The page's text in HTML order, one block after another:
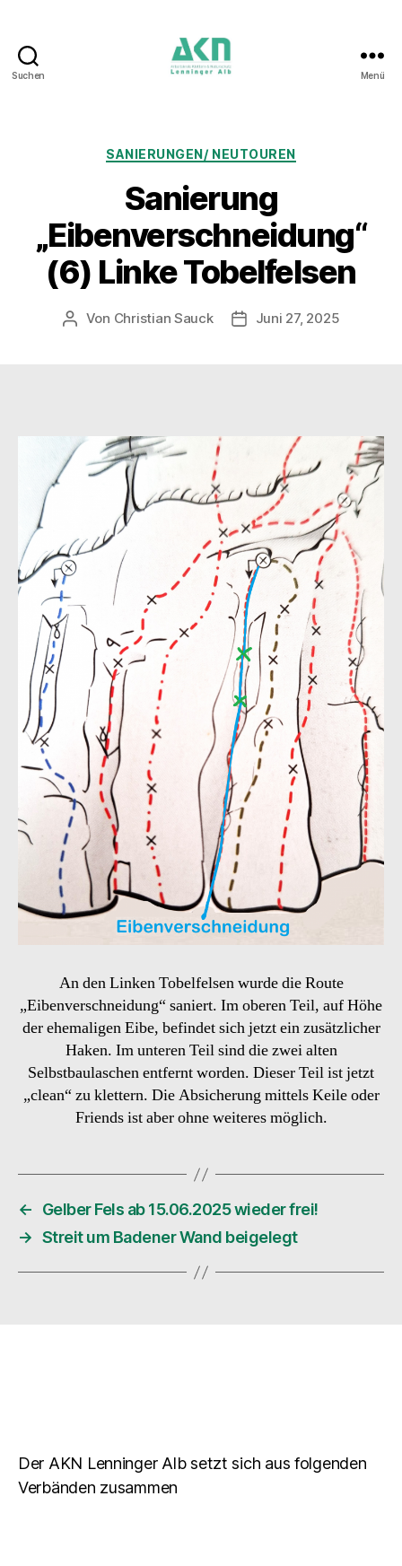
Suchen Menü
Kategorien
SANIERUNGEN/ NEUTOUREN
Sanierung
„Eibenverschneidung“
(6) Linke Tobelfelsen
Beitragsautor
Von Christian Sauck Beitragsdatum
Juni 27, 2025
An den Linken Tobelfelsen wurde die Route
„Eibenverschneidung“ saniert. Im oberen Teil, auf Höhe
der ehemaligen Eibe, befindet sich jetzt ein zusätzlicher
Haken. Im unteren Teil sind die zwei alten
Selbstbaulaschen entfernt worden. Dieser Teil ist jetzt
„clean“ zu klettern. Die Absicherung mittels Keile oder
Friends ist aber ohne weiteres möglich.
←
Gelber Fels ab 15.06.2025 wieder frei!
→ Streit um Badener Wand beigelegt
Der AKN Lenninger Alb setzt sich aus folgenden
Verbänden zusammen